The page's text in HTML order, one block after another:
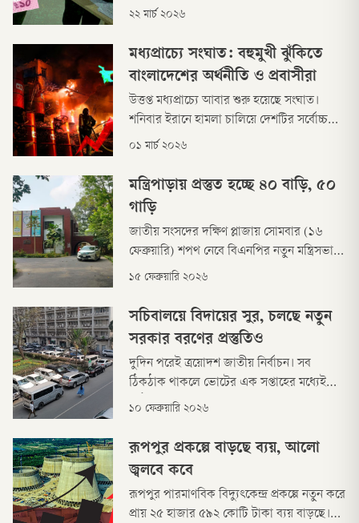
ধরেই। অবস্থা এমন দাঁড়িয়েছে, ১০, ২০ টাকার
এতে দৈনন্দিন জীবনে দুর্ভোগ পোহাতে হচ্ছে
সাধারণ মানুষকে।
২২ মার্চ ২০২৬
মধ্যপ্রাচ্যে সংঘাত: বহুমুখী ঝুঁকিতে
বাংলাদেশের অর্থনীতি ও প্রবাসীরা
উত্তপ্ত মধ্যপ্রাচ্যে আবার শুরু হয়েছে সংঘাত।
শনিবার ইরানে হামলা চালিয়ে দেশটির সর্বোচ্চ
নেতা আয়াতুল্লাহ আলী খামেনিসহ বেশ কয়েকজন
ও তাদের মিত্র ইসরাইল। এরপর ইরান পাল্টা
হামলা চালিয়েছে ইসরাইলসহ মধ্যপ্রাচ্যের বিভিন্ন
দেশে।
০১ মার্চ ২০২৬
মন্ত্রিপাড়ায় প্রস্তুত হচ্ছে ৪০ বাড়ি, ৫০
গাড়ি
জাতীয় সংসদের দক্ষিণ প্লাজায় সোমবার (১৬
ফেব্রুয়ারি) শপথ নেবে বিএনপির নতুন মন্ত্রিসভা।
মন্ত্রিপাড়ায় ৪০টি বাড়ির প্রস্তুতের পাশাপাশি ৫০
মন্ত্রণালয়ের এক জ্যেষ্ঠ কর্মকর্তা জানিয়েছেন।
১৫ ফেব্রুয়ারি ২০২৬
সচিবালয়ে বিদায়ের সুর, চলছে নতুন
সরকার বরণের প্রস্তুতিও
দুদিন পরেই ত্রয়োদশ জাতীয় নির্বাচন। সব
ঠিকঠাক থাকলে ভোটের এক সপ্তাহের মধ্যেই
গঠিত হবে নতুন সরকার। এর মধ্য দিয়ে চব্বিশের
বছরের শাসনের অবসানের পর দায়িত্ব নেওয়া
সবমিলিয়ে অন্তর্বর্তী সরকার এখন বিদায়ের প্রস্তুতি
নিচ্ছে।
১০ ফেব্রুয়ারি ২০২৬
রূপপুর প্রকল্পে বাড়ছে ব্যয়, আলো
জ্বলবে কবে
রূপপুর পারমাণবিক বিদ্যুৎকেন্দ্র প্রকল্পে নতুন করে
প্রায় ২৫ হাজার ৫৯২ কোটি টাকা ব্যয় বাড়ছে।